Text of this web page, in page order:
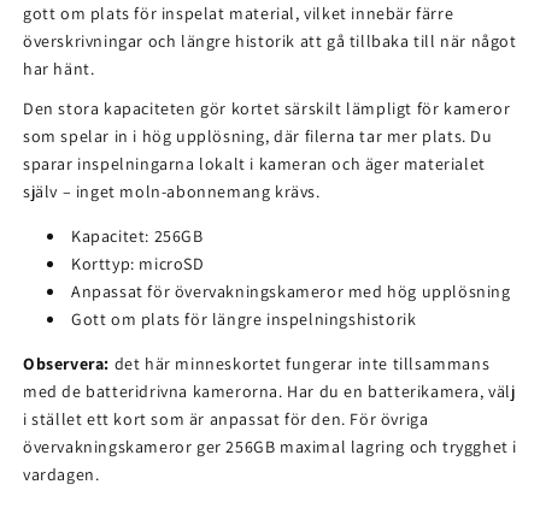
gott om plats för inspelat material, vilket innebär färre
överskrivningar och längre historik att gå tillbaka till när något
har hänt.
Den stora kapaciteten gör kortet särskilt lämpligt för kameror
som spelar in i hög upplösning, där filerna tar mer plats. Du
sparar inspelningarna lokalt i kameran och äger materialet
själv – inget moln-abonnemang krävs.
Kapacitet: 256GB
Korttyp: microSD
Anpassat för övervakningskameror med hög upplösning
Gott om plats för längre inspelningshistorik
Observera: det här minneskortet fungerar inte tillsammans
med de batteridrivna kamerorna. Har du en batterikamera, välj
i stället ett kort som är anpassat för den. För övriga
övervakningskameror ger 256GB maximal lagring och trygghet i
vardagen.